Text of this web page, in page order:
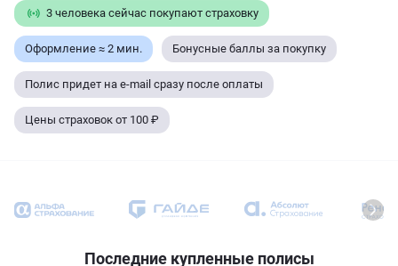
3 человека сейчас покупают страховку
Оформление ≈ 2 мин. Бонусные баллы за покупку
Полис придет на e-mail сразу после оплаты
Цены страховок от 100 ₽
Последние купленные полисы